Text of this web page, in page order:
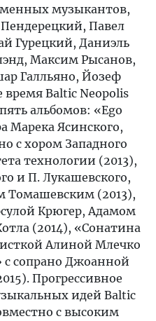
музыкантов,
Павел
Гурецкий, Даниэль
Максим Рысанов,
Галльяно, Йозеф
Baltic Neopolis
альбомов: «Ego
Марека Ясинского,
с хором Западного
технологии (2013),
и П. Лукашевского,
Томашевским (2013),
Крюгер, Адамом
(2014), «Сонатина
Алиной Млечко
с сопрано Джоанной
Прогрессивное
идей Baltic
с высоким